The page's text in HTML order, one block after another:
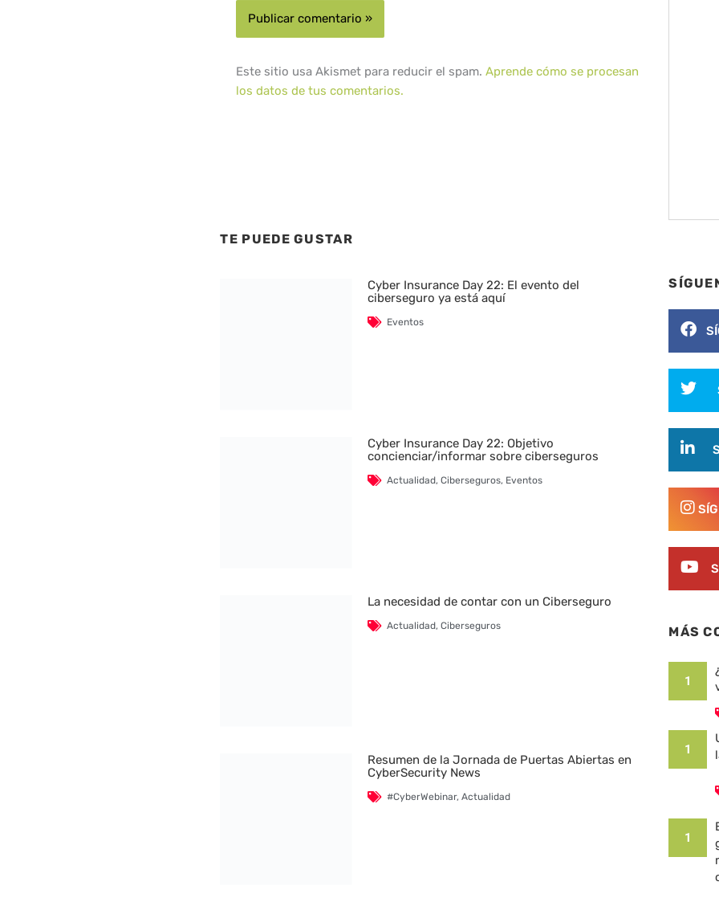
Este sitio usa Akismet para reducir el spam.Aprende cómo se procesan
los datos de tus comentarios.
TE PUEDE GUSTAR
Cyber Insurance Day 22: El evento del
ciberseguro ya está aquí
Eventos
Cyber Insurance Day 22: Objetivo
concienciar/informar sobre ciberseguros
Actualidad, Ciberseguros, Eventos
La necesidad de contar con un Ciberseguro
Actualidad, Ciberseguros
Resumen de la Jornada de Puertas Abiertas en
CyberSecurity News
#CyberWebinar, Actualidad
MÁS
1
1
1